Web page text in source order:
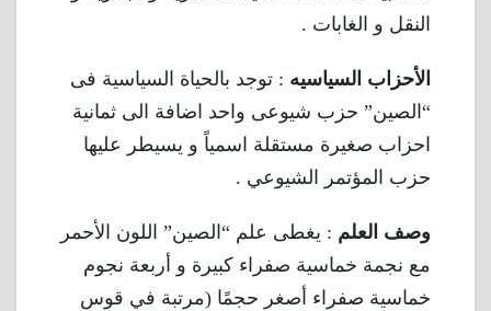
النقل و الغابات .
الأحزاب السياسيه : توجد بالحياة السياسية فى
“الصين” حزب شيوعى واحد اضافة الى ثمانية
احزاب صغيرة مستقلة اسمياً و يسيطر عليها
حزب المؤتمر الشيوعي .
وصف العلم : يغطى علم “الصين” اللون الأحمر
مع نجمة خماسية صفراء كبيرة و أربعة نجوم
خماسية صفراء أصغر حجمًا (مرتبة في قوس